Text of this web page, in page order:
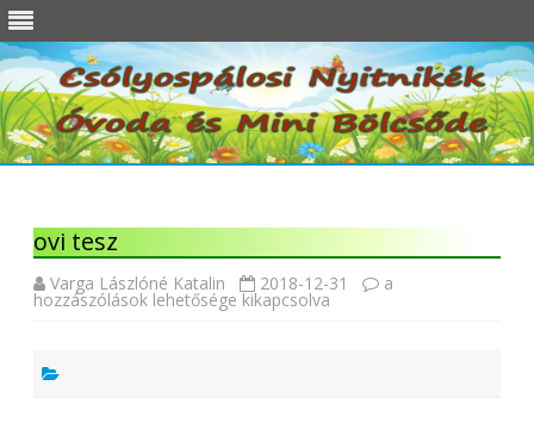
ovi tesz
Varga Lászlóné Katalin 2018-12-31 ovi
a
hozzászólások lehetősége kikapcsolva